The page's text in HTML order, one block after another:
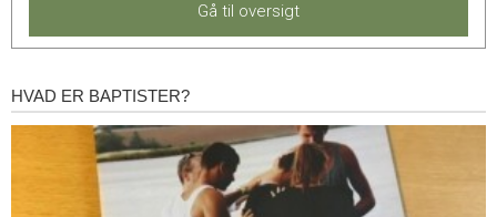
Gå til oversigt
Hvad
er
HVAD ER BAPTISTER?